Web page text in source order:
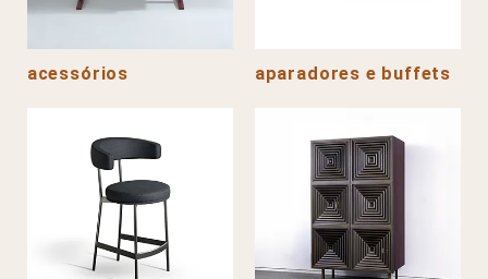
acessórios aparadores e buffets